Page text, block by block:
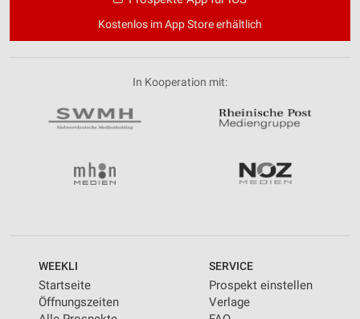
Kostenlos im App Store erhältlich
In Kooperation mit:
WEEKLI
Startseite
Öffnungszeiten
SERVICE
Prospekt einstellen
Verlage